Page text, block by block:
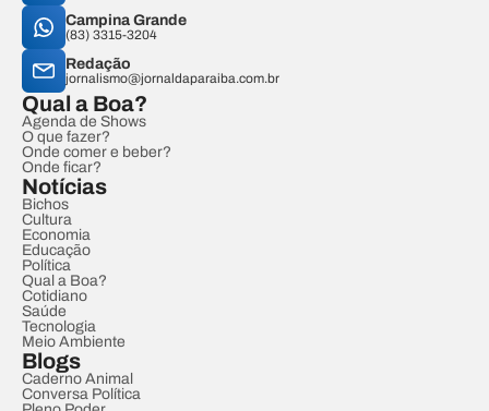
Campina Grande
(83) 3315-3204
Redação
jornalismo@jornaldaparaiba.com.br
Qual a Boa?
Agenda de Shows
O que fazer?
Onde comer e beber?
Onde ficar?
Notícias
Bichos
Cultura
Economia
Educação
Política
Qual a Boa?
Cotidiano
Saúde
Tecnologia
Meio Ambiente
Blogs
Caderno Animal
Conversa Política